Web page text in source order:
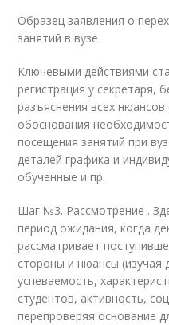
Образец заявления о
занятий в вузе
Ключевыми действиями
регистрация у секретаря,
разъяснения всех
обоснования
посещения занятий при
деталей графика и
обученные и пр.
Шаг №3. Рассмотрение .
период ожидания, когда
рассматривает
стороны и нюансы
успеваемость,
студентов, активность,
перепроверяя основание